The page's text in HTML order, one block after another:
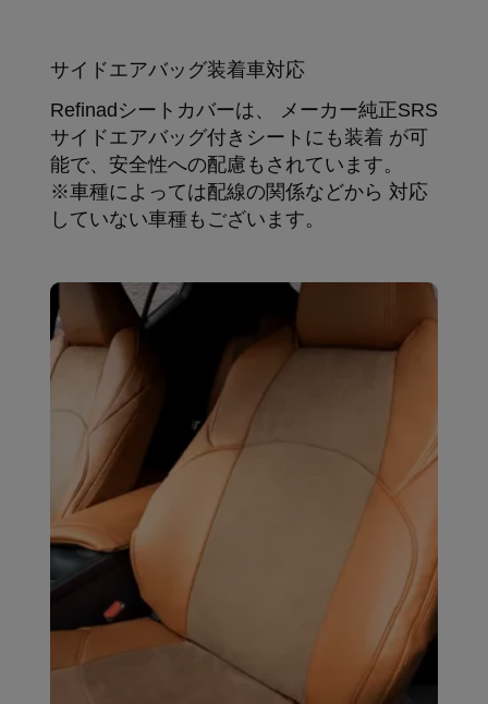
サイドエアバッグ装着車対応
Refinadシートカバーは、 メーカー純正SRS
サイドエアバッグ付きシートにも装着 が可
能で、安全性への配慮もされています。
※車種によっては配線の関係などから 対応
していない車種もございます。